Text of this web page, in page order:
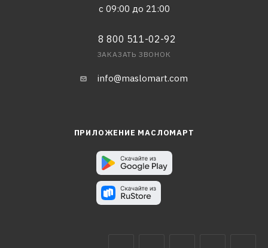
с 09:00 до 21:00
8 800 511-02-92
ЗАКАЗАТЬ ЗВОНОК
info@maslomart.com
ПРИЛОЖЕНИЕ МАСЛОМАРТ